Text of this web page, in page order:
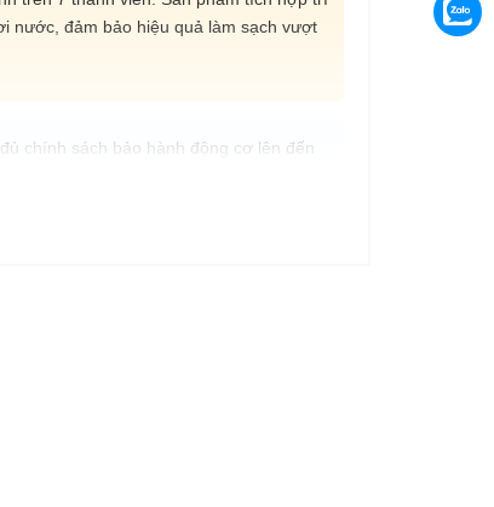
nước, đảm bảo hiệu quả làm sạch vượt
chính sách bảo hành động cơ lên đến
4 mang đến giải pháp chăm sóc quần